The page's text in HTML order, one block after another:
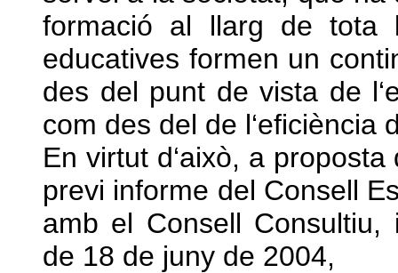
formació al llarg de tota
educatives formen un
des del punt de vista de
com des del de l‘eficiència
En virtut d‘això, a
previ informe del Consell
amb el Consell
de 18 de juny de 2004,